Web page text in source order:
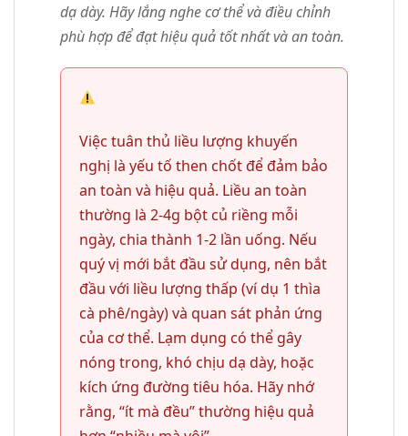
dạ dày. Hãy lắng nghe cơ thể và điều chỉnh
phù hợp để đạt hiệu quả tốt nhất và an toàn.
Việc tuân thủ liều lượng khuyến
nghị là yếu tố then chốt để đảm bảo
an toàn và hiệu quả. Liều an toàn
thường là 2-4g bột củ riềng mỗi
ngày, chia thành 1-2 lần uống. Nếu
quý vị mới bắt đầu sử dụng, nên bắt
đầu với liều lượng thấp (ví dụ 1 thìa
cà phê/ngày) và quan sát phản ứng
của cơ thể. Lạm dụng có thể gây
nóng trong, khó chịu dạ dày, hoặc
kích ứng đường tiêu hóa. Hãy nhớ
rằng, “ít mà đều” thường hiệu quả